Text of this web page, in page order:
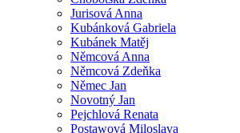
Jurisová Anna
Kubánková Gabriela
Kubánek Matěj
Němcová Anna
Němcová Zdeňka
Němec Jan
Novotný Jan
Pejchlová Renata
Postawová Miloslava